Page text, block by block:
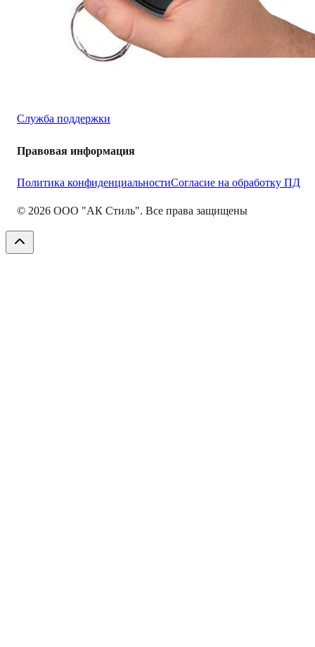
Ленинский проспект, д. 119а,
+7 473 233-03-63
sales@aksopt.ru
Служба поддержки
Правовая информация
Политика конфиденциальностиСогласие на обработку ПД
© 2026 ООО "АК Стиль". Все права защищены